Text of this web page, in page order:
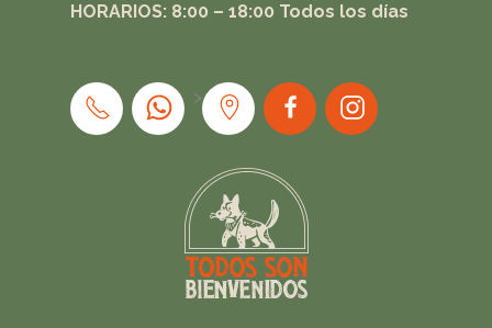
HORARIOS: 8:00 – 18:00 Todos los días
>